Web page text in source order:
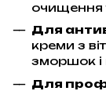
очищення
Для
креми з
зморшок і
Для